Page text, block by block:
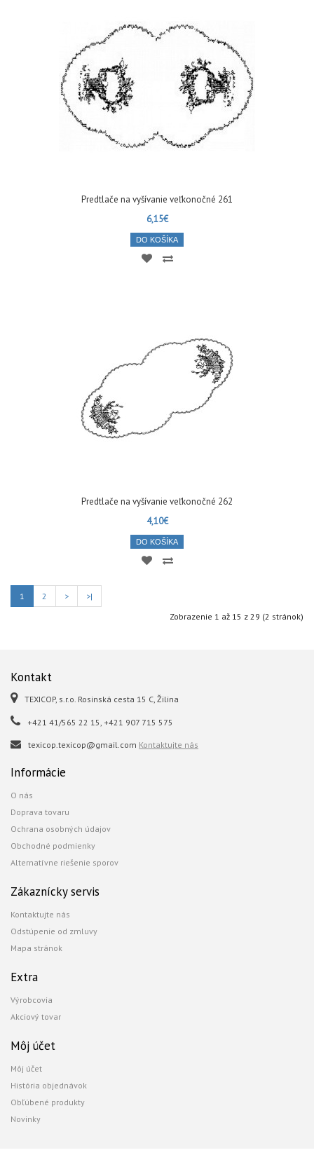
Predtlače na vyšívanie veľkonočné 261
6,15€
DO KOŠÍKA
Predtlače na vyšívanie veľkonočné 262
4,10€
DO KOŠÍKA
1 2 >
>|
Zobrazenie 1 až 15 z 29 (2 stránok)
Kontakt
TEXICOP, s.r.o. Rosinská cesta 15 C, Žilina
+421 41/565 22 15, +421 907 715 575
texicop.texicop@gmail.com Kontaktujte nás
Informácie
O nás
Doprava tovaru
Ochrana osobných údajov
Obchodné podmienky
Alternatívne riešenie sporov
Zákaznícky servis
Kontaktujte nás
Odstúpenie od zmluvy
Mapa stránok
Extra
Výrobcovia
Akciový tovar
Môj účet
Môj účet
História objednávok
Obľúbené produkty
Novinky